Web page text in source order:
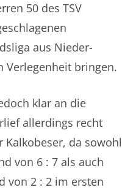
50 des TSV
aus Nieder-
Verlegenheit bringen.
klar an die
allerdings recht
Kalkobeser, da sowohl
von 6 : 7 als auch
von 2 : 2 im ersten